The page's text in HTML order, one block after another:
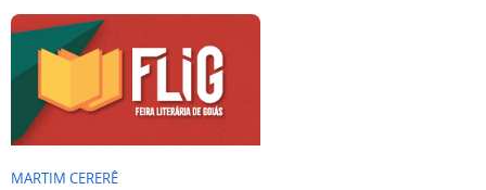
MARTIM CERERÊ